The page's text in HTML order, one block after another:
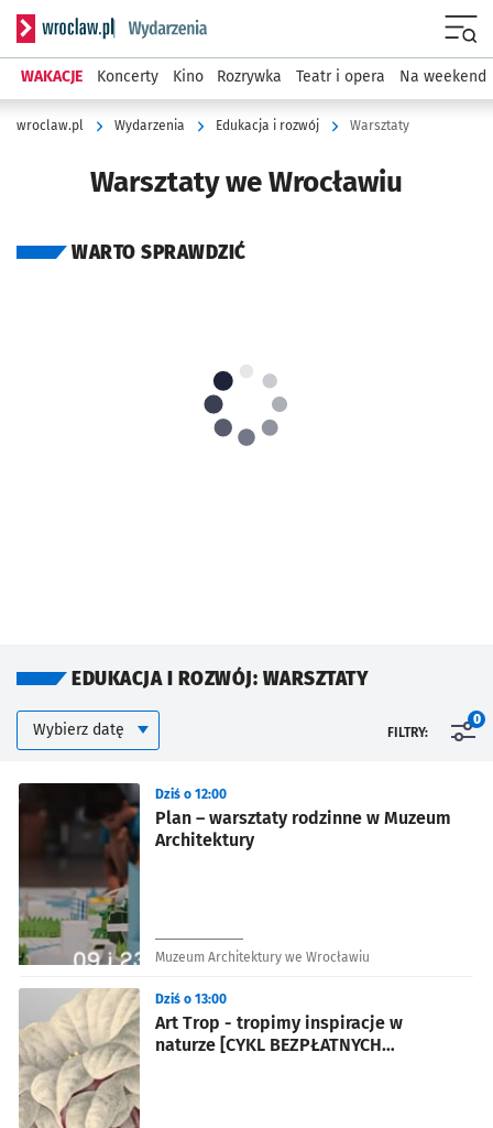
Serwis informacyjny wroclaw.pl podserwis: Wydarzenia
WAKACJE Koncerty Kino Rozrywka Teatr i opera Na weekend
wroclaw.pl Wydarzenia Edukacja i rozwój Warsztaty
Warsztaty we Wrocławiu
WARTO SPRAWDZIĆ
EDUKACJA I ROZWÓJ: WARSZTATY
Kalendarium
Wybierz datę FILTRY:
0
Plan – warsztaty rodzinne w Muzeum
Architektury
Dziś o 12:00
Muzeum Architektury we Wrocławiu
Art Trop - tropimy inspiracje w
naturze [CYKL BEZPŁATNYCH
Dziś o 13:00